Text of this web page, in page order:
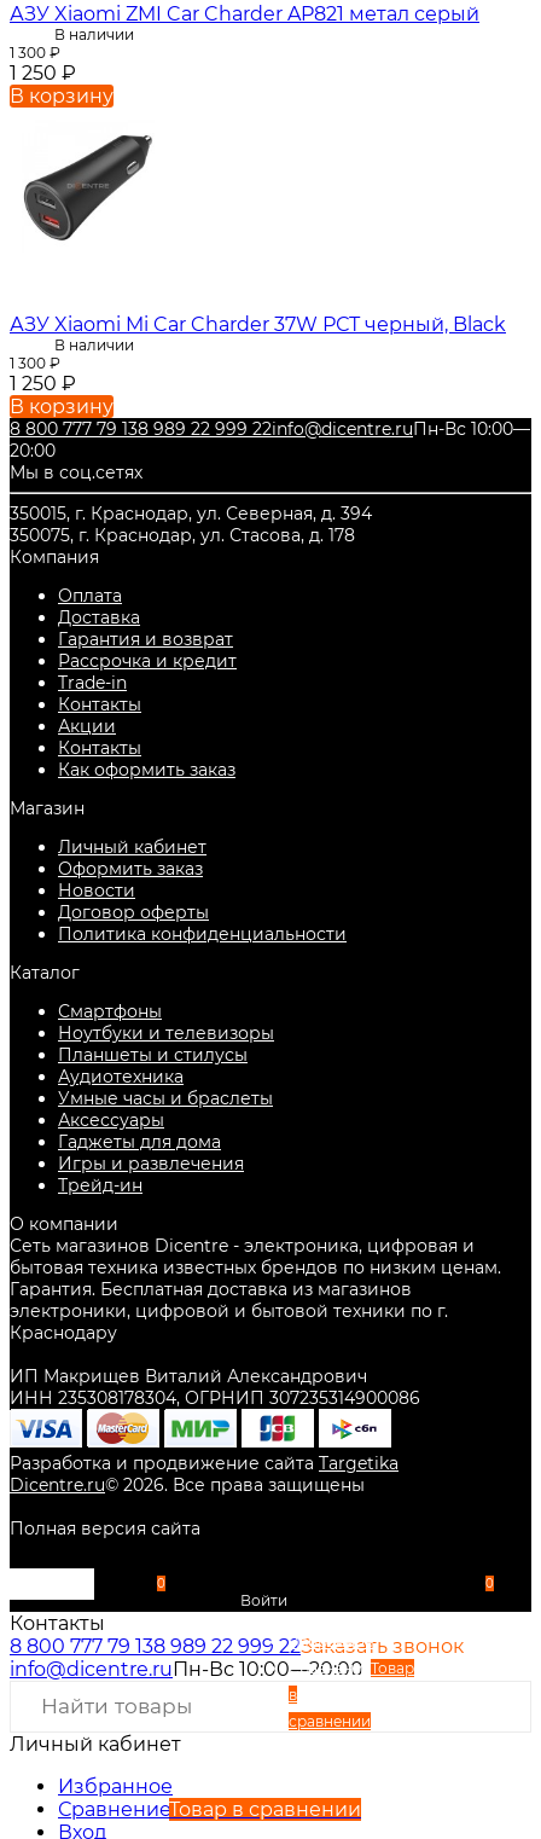
АЗУ Xiaomi ZMI Car Charder AP821 метал серый
В наличии
1 300 ₽
1 250 ₽
В корзину
АЗУ Xiaomi Mi Car Charder 37W РСТ черный, Black
В наличии
1 300 ₽
1 250 ₽
В корзину
8 800 777 79 138 989 22 999 22info@dicentre.ruПн-Вс 10:00—
20:00
Мы в соц.сетях
350015, г. Краснодар, ул. Северная, д. 394
350075, г. Краснодар, ул. Стасова, д. 178
Компания
Оплата
Доставка
Гарантия и возврат
Рассрочка и кредит
Trade-in
Контакты
Акции
Контакты
Как оформить заказ
Магазин
Личный кабинет
Оформить заказ
Новости
Договор оферты
Политика конфиденциальности
Каталог
Смартфоны
Ноутбуки и телевизоры
Планшеты и стилусы
Аудиотехника
Умные часы и браслеты
Аксессуары
Гаджеты для дома
Игры и развлечения
Трейд-ин
О компании
Сеть магазинов Dicentre - электроника, цифровая и
бытовая техника известных брендов по низким ценам.
Гарантия. Бесплатная доставка из магазинов
электроники, цифровой и бытовой техники по г.
Краснодару
ИП Макрищев Виталий Александрович
ИНН 235308178304, ОГРНИП 307235314900086
Разработка и продвижение сайта Targetika
Dicentre.ru© 2026. Все права защищены
Полная версия сайта
0
Войти
Избранное
Сравнение Товар
в
сравнении
0
Контакты
8 800 777 79 138 989 22 999 22Заказать звонок
info@dicentre.ruПн-Вс 10:00—20:00
Личный кабинет
Избранное
СравнениеТовар в сравнении
Вход